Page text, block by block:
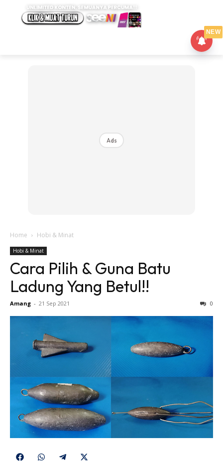
Ads
Home Hobi & Minat
Hobi & Minat
Cara Pilih & Guna Batu
Ladung Yang Betul!!
Amang - 21 Sep 2021 0
Share
Share
Share
NEW